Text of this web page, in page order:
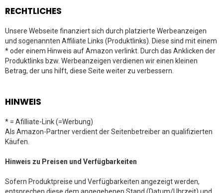
RECHTLICHES
Unsere Webseite finanziert sich durch platzierte Werbeanzeigen
und sogenannten Affiliate Links (Produktlinks). Diese sind mit einem
* oder einem Hinweis auf Amazon verlinkt. Durch das Anklicken der
Produktlinks bzw. Werbeanzeigen verdienen wir einen kleinen
Betrag, der uns hilft, diese Seite weiter zu verbessern.
HINWEIS
* = Afilliate-Link (=Werbung)
Als Amazon-Partner verdient der Seitenbetreiber an qualifizierten
Käufen.
Hinweis zu Preisen und Verfügbarkeiten
Sofern Produktpreise und Verfügbarkeiten angezeigt werden,